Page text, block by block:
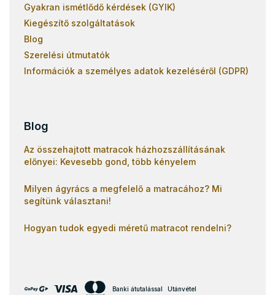
Gyakran ismétlődő kérdések (GYIK)
Kiegészítő szolgáltatások
Blog
Szerelési útmutatók
Információk a személyes adatok kezeléséről (GDPR)
Blog
Az összehajtott matracok házhozszállításának
előnyei: Kevesebb gond, több kényelem
Milyen ágyrács a megfelelő a matracához? Mi
segítünk választani!
Hogyan tudok egyedi méretű matracot rendelni?
Banki átutalással Utánvétel